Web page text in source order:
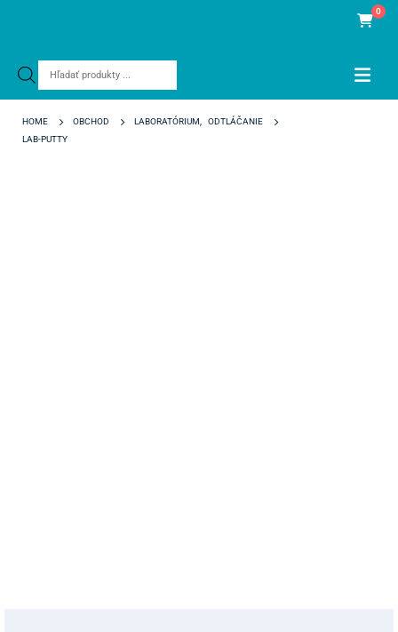
Products
0
HOME OBCHOD LABORATÓRIUM
ODTLÁČANIE
LAB-PUTTY